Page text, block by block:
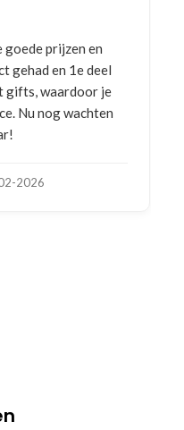
prijzen en
gehad en 1e deel
gifts, waardoor je
Nu nog wachten
2026